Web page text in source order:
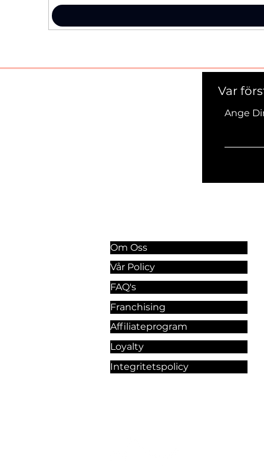
Var
Ange
Om Oss
Vår Policy
FAQ's
Franchising
Affiliateprogram
Loyalty
Integritetspolicy